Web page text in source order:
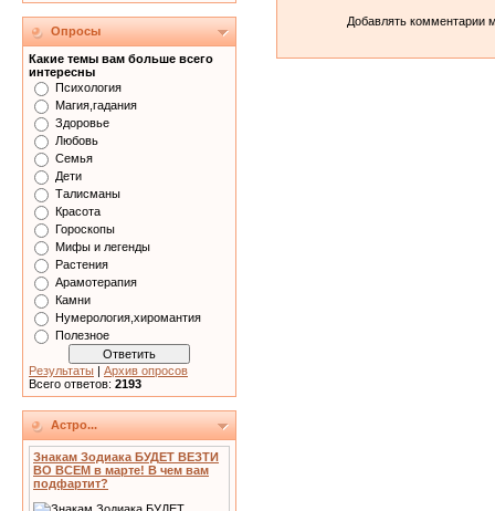
Опросы
Какие темы вам больше всего
интересны
Психология
Магия,гадания
Здоровье
Любовь
Семья
Дети
Талисманы
Красота
Гороскопы
Мифы и легенды
Растения
Арамотерапия
Камни
Нумерология,хиромантия
Полезное
Результаты | Архив опросов
Всего ответов: 2193
Астро...
Знакам Зодиака БУДЕТ ВЕЗТИ
ВО ВСЕМ в марте! В чем вам
подфартит?
Добавлять комментарии